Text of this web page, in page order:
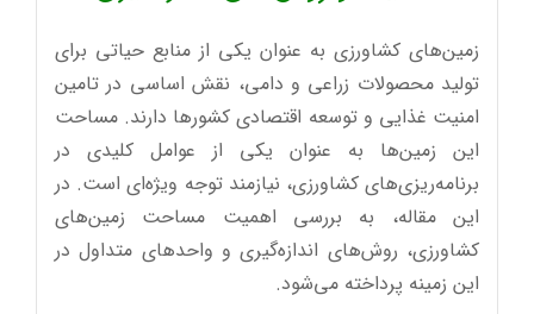
زمین‌های کشاورزی به عنوان یکی از منابع حیاتی برای
تولید محصولات زراعی و دامی، نقش اساسی در تامین
امنیت غذایی و توسعه اقتصادی کشورها دارند. مساحت
این زمین‌ها به عنوان یکی از عوامل کلیدی در
برنامه‌ریزی‌های کشاورزی، نیازمند توجه ویژه‌ای است. در
این مقاله، به بررسی اهمیت مساحت زمین‌های
کشاورزی، روش‌های اندازه‌گیری و واحدهای متداول در
این زمینه پرداخته می‌شود.